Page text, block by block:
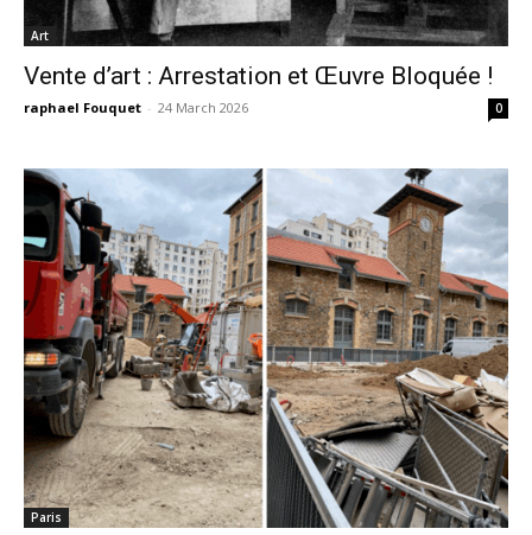
Art
Vente d’art : Arrestation et Œuvre Bloquée !
raphael Fouquet - 24 March 2026 0
Paris